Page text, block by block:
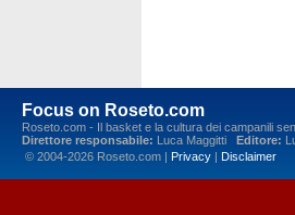
Focus on Roseto.com
Roseto.com - Il basket e la cultura dei campanili
Direttore responsabile: Luca Maggitti Editore:
© 2004-2026 Roseto.com | Privacy | Disclaimer